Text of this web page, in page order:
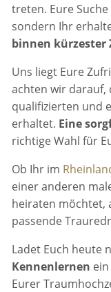
treten. Eure
sondern Ihr
binnen kürzester
Uns liegt Eure
achten wir darauf,
qualifizierten und
erhaltet. Eine
richtige Wahl für
Ob Ihr im
einer anderen
heiraten möchtet,
passende
Ladet Euch heute
Kennenlernen
Eurer